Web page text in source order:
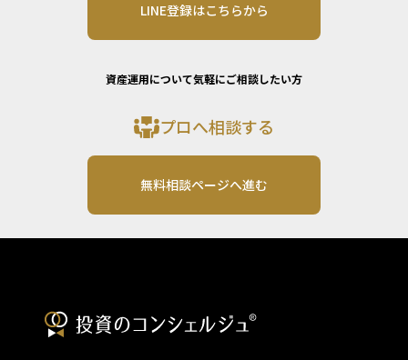
LINE登録はこちらから
資産運用について気軽にご相談したい方
プロへ相談する
無料相談ページへ進む